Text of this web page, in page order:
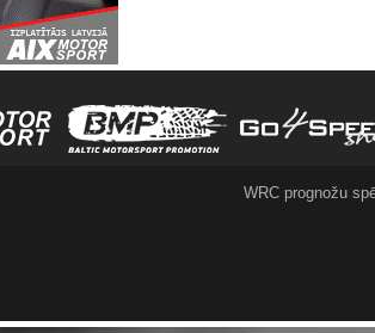
WRC prognožu